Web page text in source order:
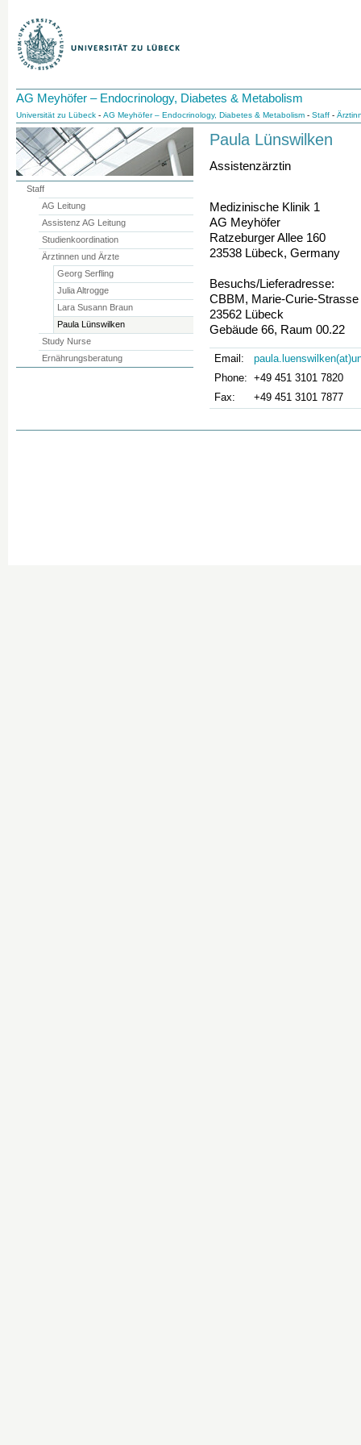
AG Meyhöfer – Endocrinology, Diabetes & Metabolism
Universität zu Lübeck - AG Meyhöfer – Endocrinology, Diabetes & Metabolism - Staff -
Paula Lünswilken
Assistenzärztin
Medizinische Klinik 1
AG Meyhöfer
Ratzeburger Allee 160
23538 Lübeck, Germany
Besuchs/Lieferadresse:
CBBM, Marie-Curie-Strasse
23562 Lübeck
Gebäude 66, Raum 00.22
Email:
Phone: +49 451 3101 7820
Fax:
+49 451 3101 7877
Staff
AG Leitung
Assistenz AG Leitung
Studienkoordination
Ärztinnen und Ärzte
Georg Serfling
Julia Altrogge
Lara Susann Braun
Paula Lünswilken
Study Nurse
Ernährungsberatung